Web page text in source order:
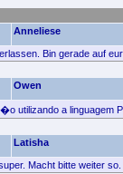
Anneliese
Bin gerade auf
Owen
utilizando a linguagem
Latisha
Macht bitte weiter so.